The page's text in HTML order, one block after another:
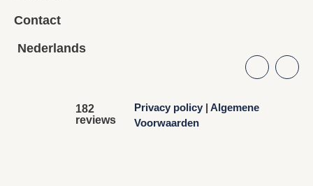
Contact
Nederlands
182
reviews
Privacy policy |Algemene
Voorwaarden